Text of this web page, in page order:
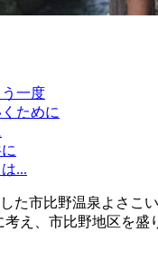
一度
ために
...
た市比野温泉よさこ
え、市比野地区を盛